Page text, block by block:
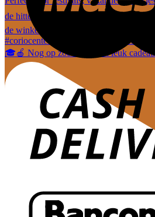
🎓🍎 Nog op zoek naar een leuk